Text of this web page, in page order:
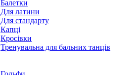
Балетки
Для латини
Для стандарту
Капці
Кросівки
Тренувальна для бальних танців